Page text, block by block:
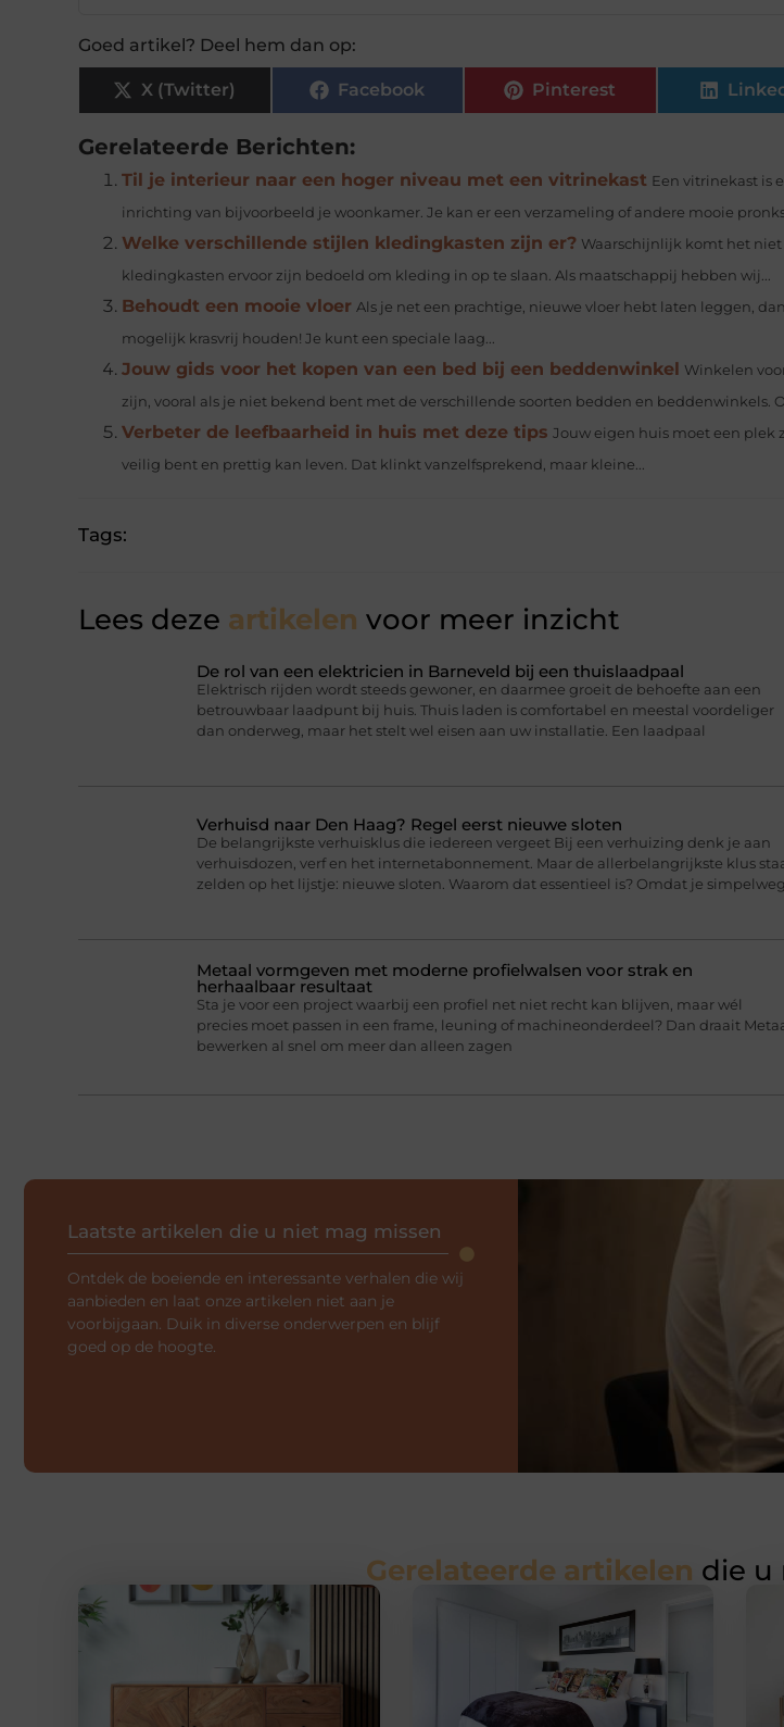
Goed artikel? Deel hem dan op:
X (Twitter) Facebook Pinterest
Gerelateerde Berichten:
Til je interieur naar een hoger niveau met een vitrinekast Een vitrinekast is
inrichting van bijvoorbeeld je woonkamer. Je kan er een verzameling of andere mooie
Welke verschillende stijlen kledingkasten zijn er? Waarschijnlijk komt het niet
kledingkasten ervoor zijn bedoeld om kleding in op te slaan. Als maatschappij hebben wij...
Behoudt een mooie vloer Als je net een prachtige, nieuwe vloer hebt laten leggen,
mogelijk krasvrij houden! Je kunt een speciale laag...
Jouw gids voor het kopen van een bed bij een beddenwinkel
Winkelen
zijn, vooral als je niet bekend bent met de verschillende soorten bedden en beddenwinkels.
Verbeter de leefbaarheid in huis met deze tips Jouw eigen huis moet een plek
veilig bent en prettig kan leven. Dat klinkt vanzelfsprekend, maar kleine...
Tags:
Lees deze artikelen voor meer inzicht
De rol van een elektricien in Barneveld bij een thuislaadpaal
Elektrisch rijden wordt steeds gewoner, en daarmee groeit de behoefte aan een
betrouwbaar laadpunt bij huis. Thuis laden is comfortabel en meestal voordeliger
dan onderweg, maar het stelt wel eisen aan uw installatie. Een laadpaal
Verhuisd naar Den Haag? Regel eerst nieuwe sloten
De belangrijkste verhuisklus die iedereen vergeet Bij een verhuizing denk je aan
verhuisdozen, verf en het internetabonnement. Maar de allerbelangrijkste klus
zelden op het lijstje: nieuwe sloten. Waarom dat essentieel is? Omdat je simpelweg
Metaal vormgeven met moderne profielwalsen voor strak en
herhaalbaar resultaat
Sta je voor een project waarbij een profiel net niet recht kan blijven, maar wél
precies moet passen in een frame, leuning of machineonderdeel? Dan draait
bewerken al snel om meer dan alleen zagen
Laatste artikelen die u niet mag missen
Ontdek de boeiende en interessante verhalen die wij
aanbieden en laat onze artikelen niet aan je
voorbijgaan. Duik in diverse onderwerpen en blijf
goed op de hoogte.
Gerelateerde artikelen die u